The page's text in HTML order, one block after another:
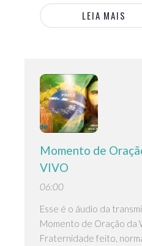
LEIA MAIS
Momento de
VIVO
06:00
Esse é o áudio da
Momento de Oração da
Fraternidade feito,